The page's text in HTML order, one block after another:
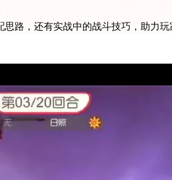
路，还有实战中的战斗技巧，助力玩